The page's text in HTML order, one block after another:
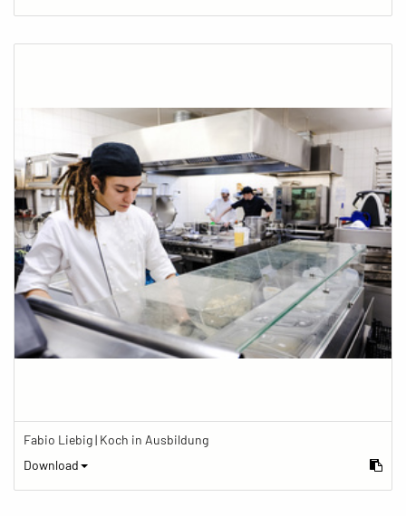
Fabio Liebig | Koch in Ausbildung
Download